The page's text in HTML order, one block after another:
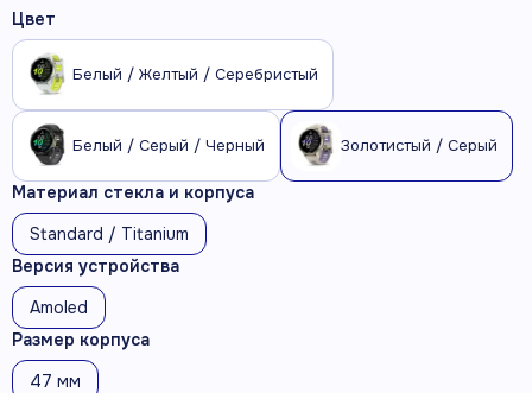
Цвет
Белый / Желтый / Серебристый
Белый / Серый / Черный Золотистый / Серый
Материал стекла и корпуса
Standard / Titanium
Версия устройства
Amoled
Размер корпуса
47 мм